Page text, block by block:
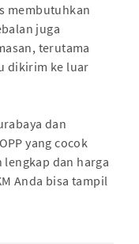
membutuhkan
juga
terutama
dikirim ke luar
dan
yang cocok
dan harga
Anda bisa tampil